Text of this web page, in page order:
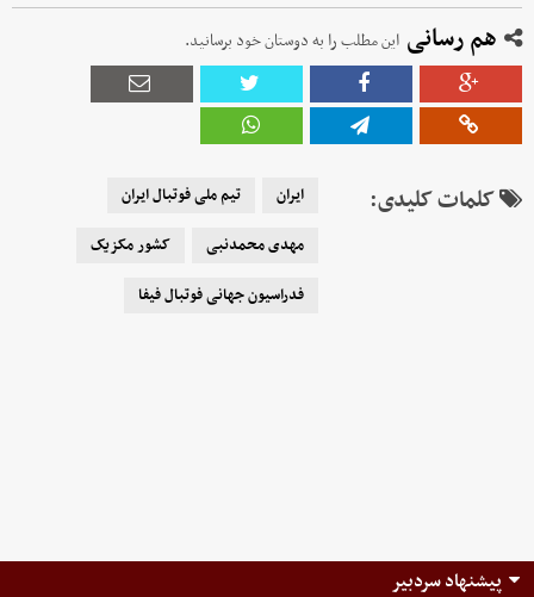
هم رسانی این مطلب را به دوستان خود برسانید.
کلمات کلیدی: ایران
تیم ملی فوتبال ایران
مهدی محمدنبی
کشور مکزیک
فدراسیون جهانی فوتبال فیفا
پیشنهاد سردبیر